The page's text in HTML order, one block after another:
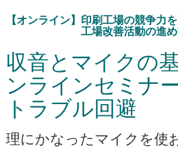
【オンライン】印刷工場の競争力
工場改善活動の進め
収音とマイクの
ンラインセミナ
トラブル回避
理にかなったマイクを使